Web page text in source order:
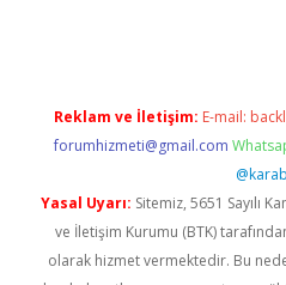
Reklam ve İletişim: E-mail:
forumhizmeti@gmail.com
Yasal Uyarı: Sitemiz, 5651 Sayılı
ve İletişim Kurumu (BTK)
olarak hizmet vermektedir. Bu